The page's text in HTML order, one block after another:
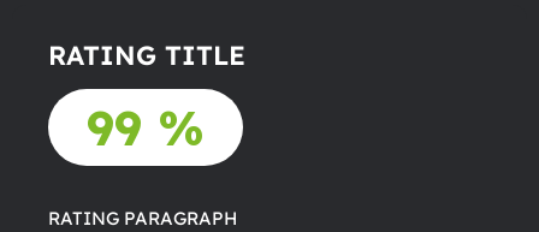
RATING TITLE
99 %
RATING PARAGRAPH